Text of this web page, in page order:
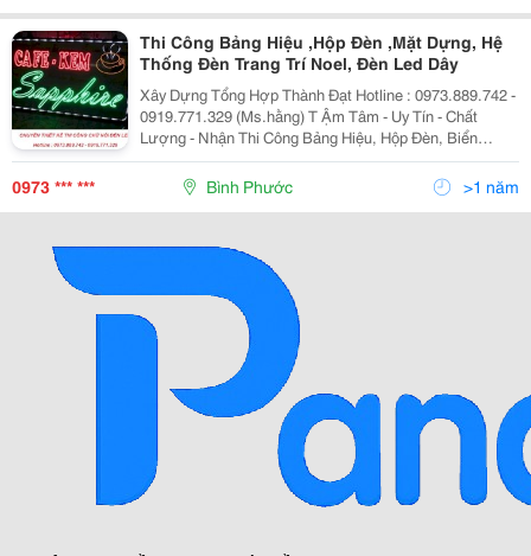
Thi Công Bảng Hiệu ,Hộp Đèn ,Mặt Dựng, Hệ
Thống Đèn Trang Trí Noel, Đèn Led Dây
Xây Dựng Tổng Hợp Thành Đạt Hotline : 0973.889.742 -
0919.771.329 (Ms.hằng) T Ậm Tâm - Uy Tín - Chất
Lượng - Nhận Thi Công Bảng Hiệu, Hộp Đèn, Biển
Quảng Cáo Ngoài Trời - Chữ Nổi, Bảng Led: Quy Tr
0973 *** *** Bình Phước >1 năm